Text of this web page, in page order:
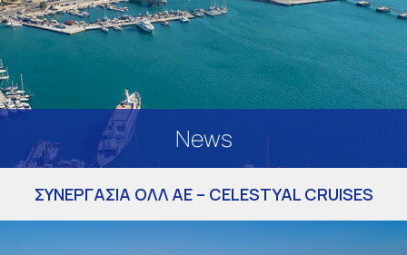
News
ΣΥΝΕΡΓΑΣΙΑ ΟΛΛ ΑΕ – CELESTYAL CRUISES